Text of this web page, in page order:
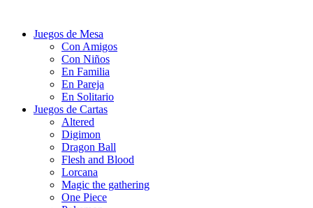
Juegos de Mesa
Con Amigos
Con Niños
En Familia
En Pareja
En Solitario
Juegos de Cartas
Altered
Digimon
Dragon Ball
Flesh and Blood
Lorcana
Magic the gathering
One Piece